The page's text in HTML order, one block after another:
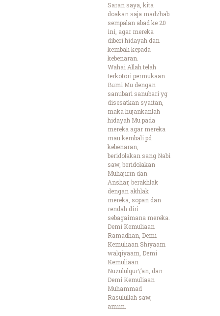
Saran saya, kita
doakan saja madzhab
sempalan abad ke 20
ini, agar mereka
diberi hidayah dan
kembali kepada
kebenaran.
Wahai Allah telah
terkotori permukaan
Bumi Mu dengan
sanubari sanubari yg
disesatkan syaitan,
maka hujankanlah
hidayah Mu pada
mereka agar mereka
mau kembali pd
kebenaran,
beridolakan sang Nabi
saw, beridolakan
Muhajirin dan
Anshar, berakhlak
dengan akhlak
mereka, sopan dan
rendah diri
sebagaimana mereka.
Demi Kemuliaan
Ramadhan, Demi
Kemuliaan Shiyaam
walqiyaam, Demi
Kemuliaan
Nuzululqur\’an, dan
Demi Kemuliaan
Muhammad
Rasulullah saw,
amiin.